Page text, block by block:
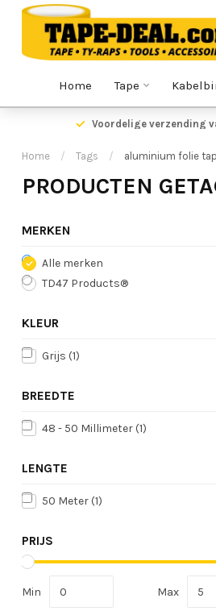
Home Tape
Voordelige verzending
Home / Tags / aluminium folie
PRODUCTEN
MERKEN
Alle merken
TD47 Products®
KLEUR
Grijs (1)
BREEDTE
48 - 50 Millimeter (1)
LENGTE
50 Meter (1)
PRIJS
Min Max